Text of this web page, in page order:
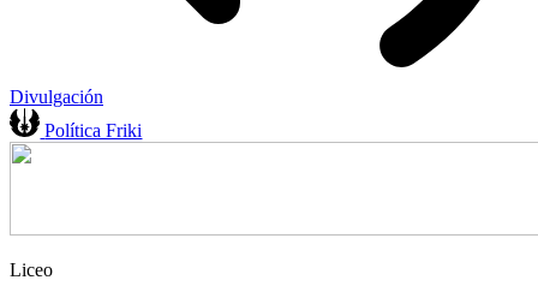
Divulgación
Política Friki
Liceo